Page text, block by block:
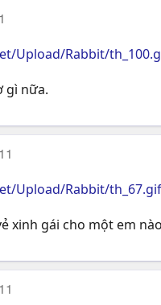
Upload/Rabbit/
gì nữa.
Upload/Rabbit/th_67.gif
xinh gái cho một em